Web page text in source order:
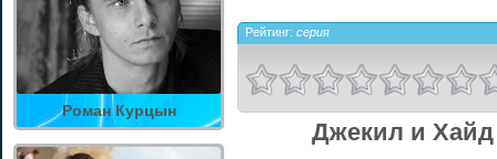
Роман Курцын
Рейтинг: серия
Джекил и Хайд